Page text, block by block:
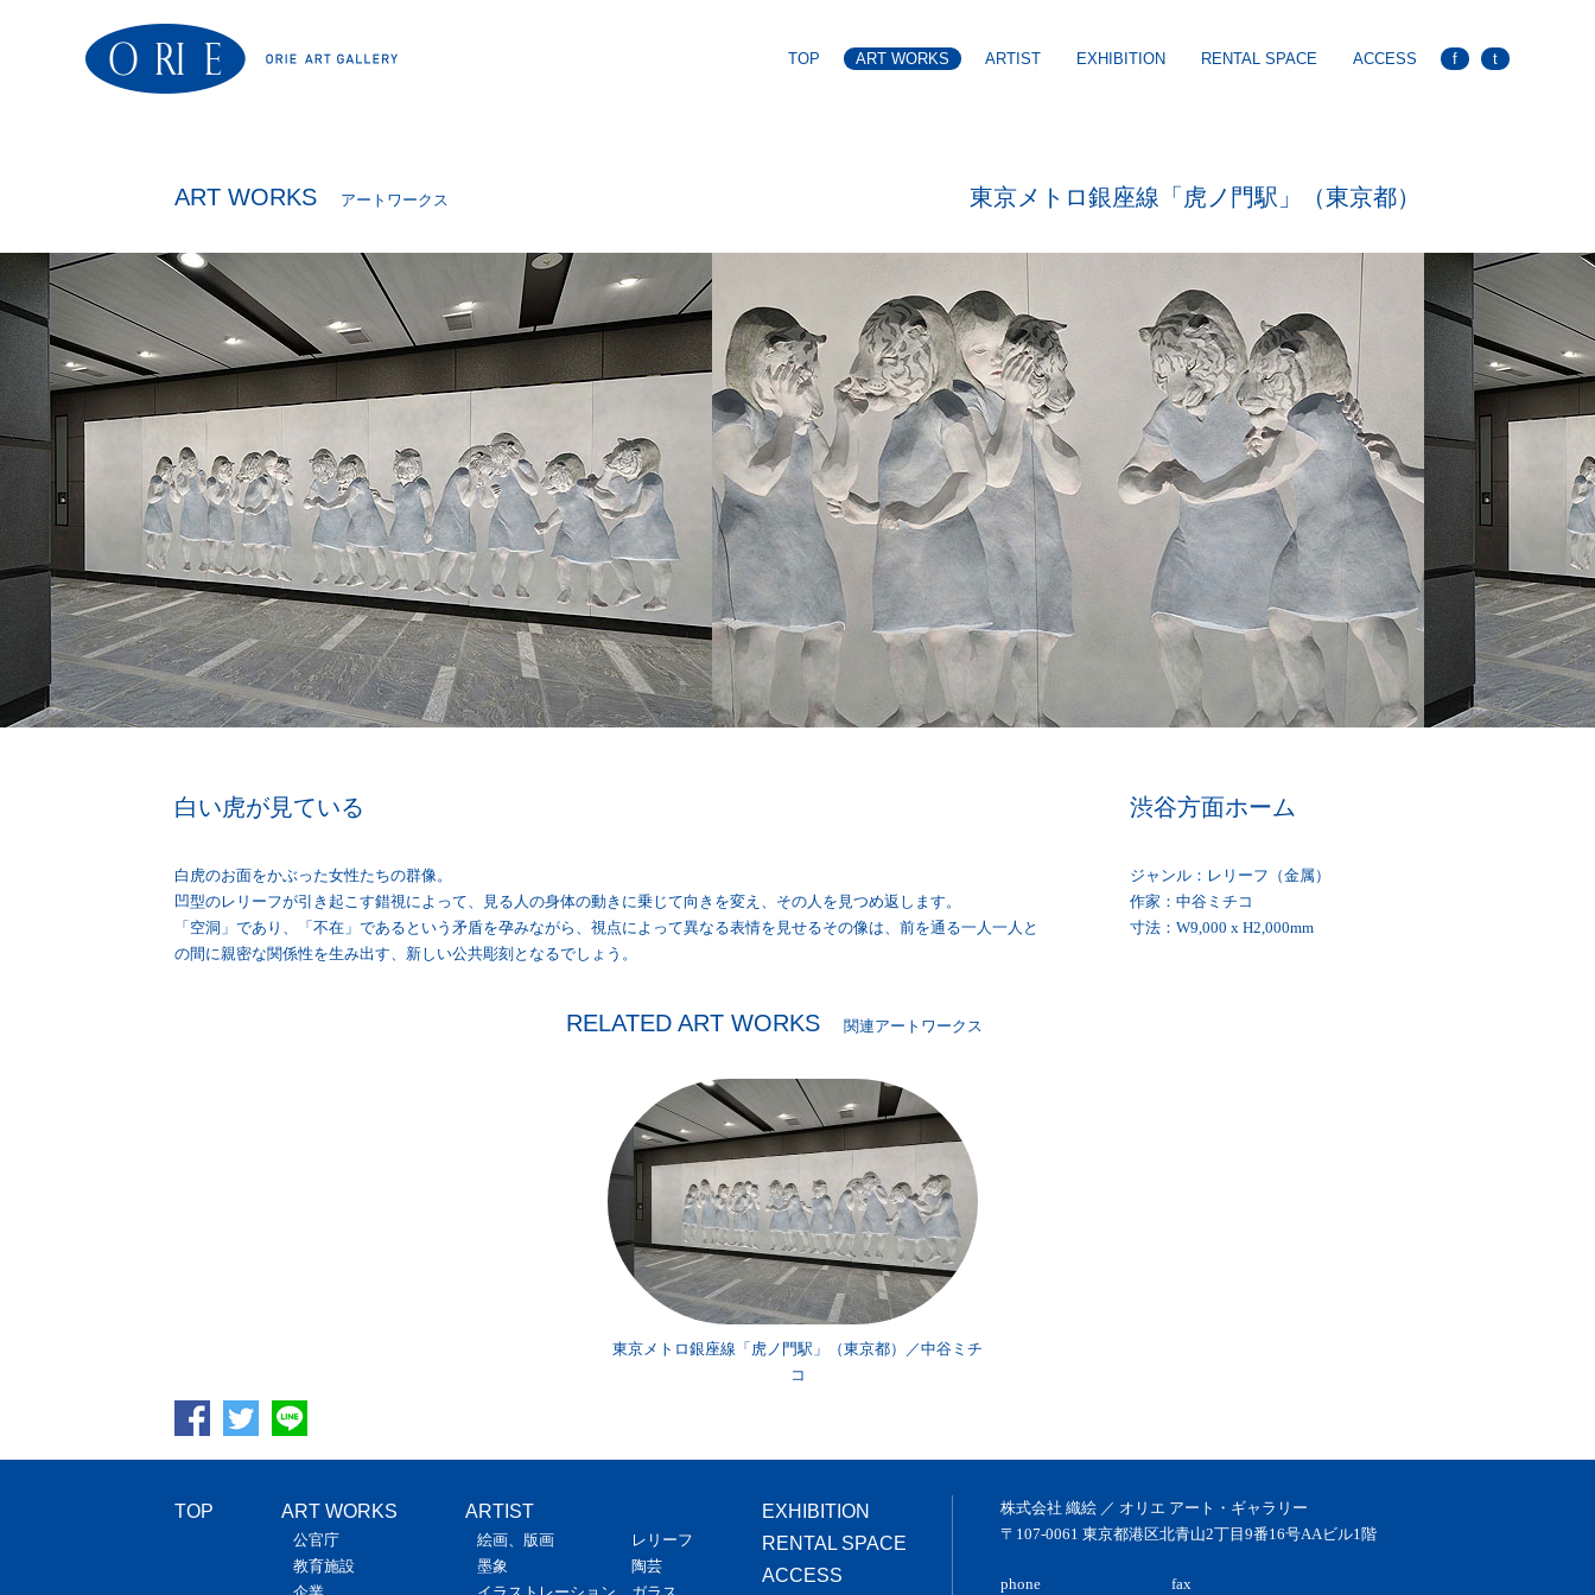
TOP ART WORKS ARTIST EXHIBITION RENTAL SPACE ACCESS f t
ART WORKS アートワークス 東京メトロ銀座線「虎ノ門駅」（東京都）
白い虎が見ている
白虎のお面をかぶった女性たちの群像。
凹型のレリーフが引き起こす錯視によって、見る人の身体の動きに乗じて向きを変え、その人を見つめ返します。
「空洞」であり、「不在」であるという矛盾を孕みながら、視点によって異なる表情を見せるその像は、前を通る一人一人と
の間に親密な関係性を生み出す、新しい公共彫刻となるでしょう。
渋谷方面ホーム
ジャンル：レリーフ（金属）
作家：中谷ミチコ
寸法：W9,000 x H2,000mm
RELATED ART WORKS 関連アートワークス
東京メトロ銀座線「虎ノ門駅」（東京都）／中谷ミチ
コ
TOP ART WORKS
公官庁
教育施設
ARTIST
絵画、版画
墨象
レリーフ
陶芸
EXHIBITION
RENTAL SPACE
ACCESS
株式会社 織絵 ／ オリエ アート・ギャラリー
〒107-0061 東京都港区北青山2丁目9番16号AAビル1階
phone fax